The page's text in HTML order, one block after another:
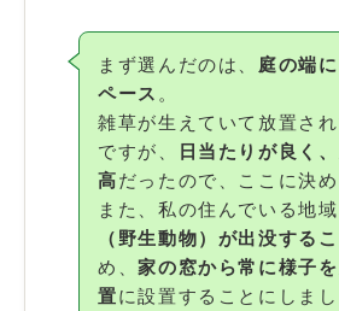
まず選んだのは、 庭の端
ペース 。
雑草が生えていて放置さ
ですが、
日当たりが良く
高だったので、ここに決め
また、私の住んでいる地
（野生動物）が出没する
め、家の窓から常に様子
置に設置することにしまし